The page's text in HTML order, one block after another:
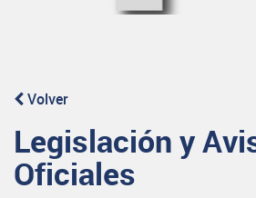
Volver
Legislación y
Oficiales